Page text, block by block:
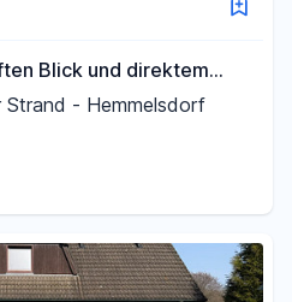
Strand - Hemmelsdorf
- Hemmelsdorf